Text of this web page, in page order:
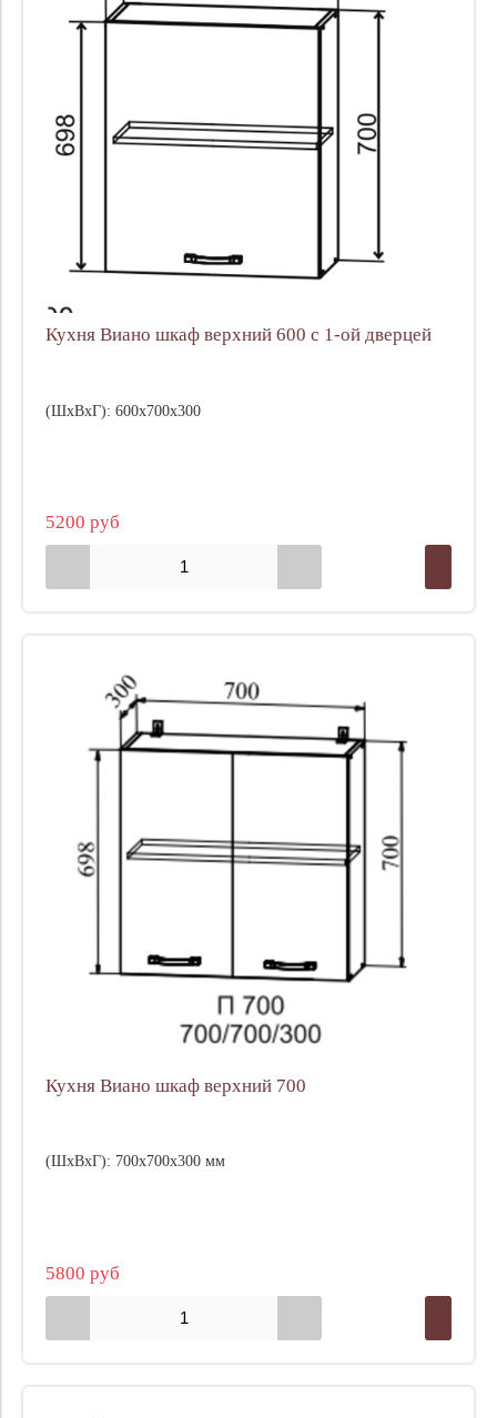
Кухня Виано шкаф верхний 600 с 1-ой дверцей
(ШхВхГ): 600х700х300
5200 руб
Кухня Виано шкаф верхний 700
(ШхВхГ): 700х700х300 мм
5800 руб